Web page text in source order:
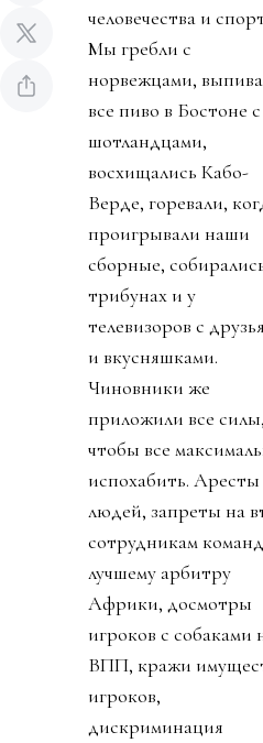
человечества и
Мы гребли с
норвежцами,
все пиво в Бостоне с
шотландцами,
восхищались Кабо-
Верде, горевали,
проигрывали наши
сборные,
трибунах и у
телевизоров с
и вкусняшками.
Чиновники же
приложили все силы,
чтобы все
испохабить. Аресты
людей, запреты на
сотрудникам
лучшему арбитру
Африки, досмотры
игроков с собаками
ВПП, кражи
игроков,
дискриминация